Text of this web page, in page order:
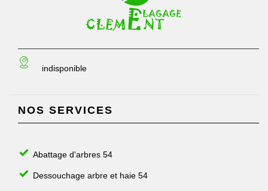
indisponible
NOS SERVICES
Abattage d'arbres 54
Dessouchage arbre et haie 54